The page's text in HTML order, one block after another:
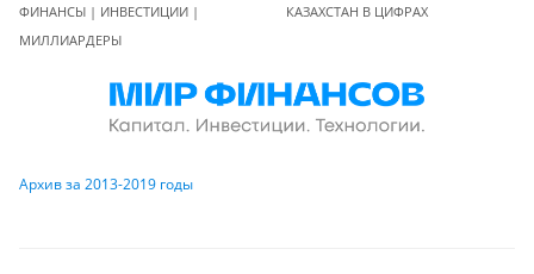
ФИНАНСЫ | ИНВЕСТИЦИИ |
МИЛЛИАРДЕРЫ
КАЗАХСТАН В ЦИФРАХ
Архив за 2013-2019 годы